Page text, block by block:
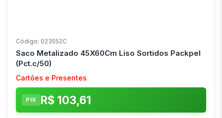
Código: 023552C
Saco Metalizado 45X60Cm Liso Sortidos Packpel
(Pct.c/50)
Cartões e Presentes
PIX R$ 103,61